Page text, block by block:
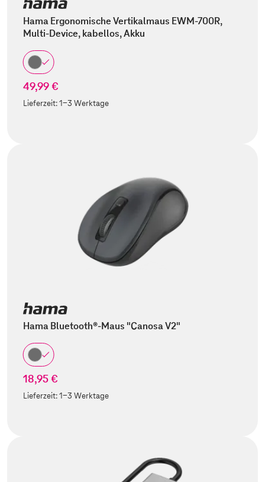
Hama Ergonomische Vertikalmaus EWM-700R,
Multi-Device, kabellos, Akku
49,99 €
Lieferzeit:1-3 Werktage
Hama Bluetooth®-Maus "Canosa V2"
18,95 €
Lieferzeit:1-3 Werktage